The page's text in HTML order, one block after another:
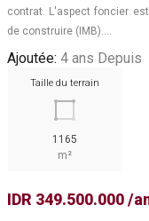
contrat. L'aspect foncier
de construire (IMB).…
Ajoutée: 4 ans Depuis
Taille du terrain
1165
m²
IDR 349.500.000 /